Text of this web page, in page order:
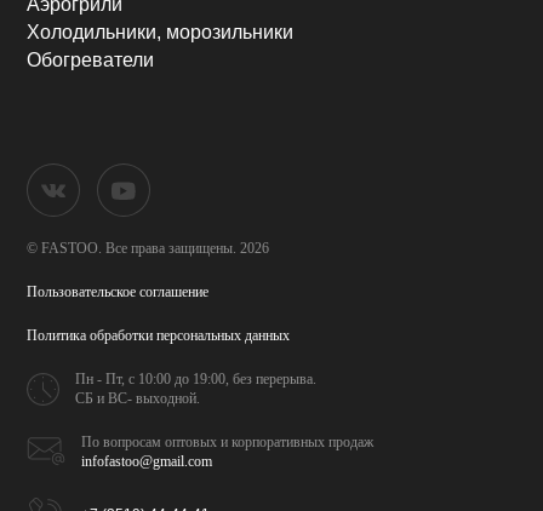
Аэрогрили
Холодильники, морозильники
Обогреватели
© FASTOO. Все права защищены. 2026
Пользовательское соглашение
Политика обработкиперсональных данных
Пн - Пт, с 10:00 до 19:00,без перерыва.
СБ и ВС- выходной.
По вопросам оптовых икорпоративных продаж
infofastoo@gmail.com